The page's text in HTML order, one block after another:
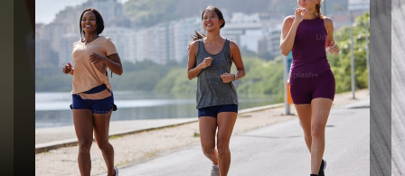
PROSSIMA GARA
PROSSIMA GARA